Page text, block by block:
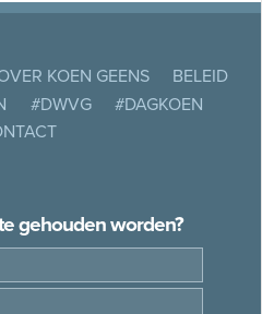
KOEN GEENS
BELEID
#DWVG
#DAGKOEN
gehouden worden?